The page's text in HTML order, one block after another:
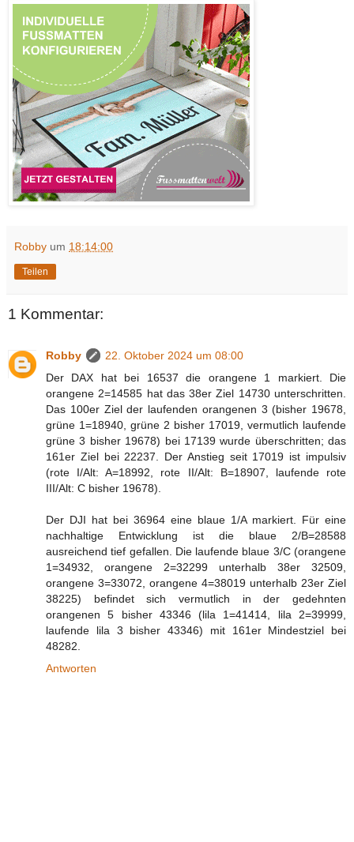
Robby um 18:14:00
Teilen
1 Kommentar:
Robby
22. Oktober 2024 um 08:00
Der DAX hat bei 16537 die orangene 1 markiert. Die
orangene 2=14585 hat das 38er Ziel 14730 unterschritten.
Das 100er Ziel der laufenden orangenen 3 (bisher 19678,
grüne 1=18940, grüne 2 bisher 17019, vermutlich laufende
grüne 3 bisher 19678) bei 17139 wurde überschritten; das
161er Ziel bei 22237. Der Anstieg seit 17019 ist impulsiv
(rote I/Alt: A=18992, rote II/Alt: B=18907, laufende rote
III/Alt: C bisher 19678).
Der DJI hat bei 36964 eine blaue 1/A markiert. Für eine
nachhaltige Entwicklung ist die blaue 2/B=28588
ausreichend tief gefallen. Die laufende blaue 3/C (orangene
1=34932, orangene 2=32299 unterhalb 38er 32509,
orangene 3=33072, orangene 4=38019 unterhalb 23er Ziel
38225) befindet sich vermutlich in der gedehnten
orangenen 5 bisher 43346 (lila 1=41414, lila 2=39999,
laufende lila 3 bisher 43346) mit 161er Mindestziel bei
48282.
Antworten